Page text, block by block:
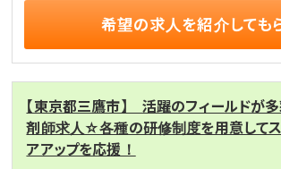
希望の求人を紹介しても
【東京都三鷹市】 活躍のフィールドが
剤師求人☆各種の研修制度を用意してス
アアップを応援！